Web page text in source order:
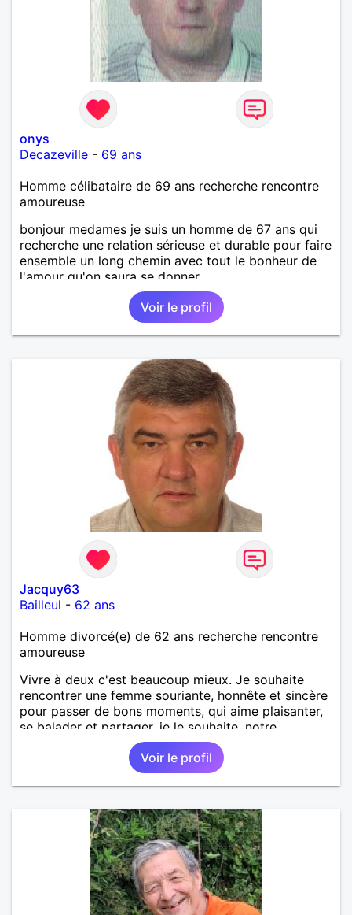
onys
Decazeville - 69 ans
Homme célibataire de 69 ans recherche rencontre
amoureuse
bonjour medames je suis un homme de 67 ans qui
recherche une relation sérieuse et durable pour faire
ensemble un long chemin avec tout le bonheur de
l'amour qu'on saura se donner.
Voir le profil
Jacquy63
Bailleul - 62 ans
Homme divorcé(e) de 62 ans recherche rencontre
amoureuse
Vivre à deux c'est beaucoup mieux. Je souhaite
rencontrer une femme souriante, honnête et sincère
pour passer de bons moments, qui aime plaisanter,
se balader et partager, je le souhaite, notre
complicité. J'aime beaucoup les chantiers de
randonnée pour se défouler, se relaxer, se détendre
et finalement prendre du bon temps. C'est difficile
de tout dire en quelques lignes. En revanche, vous
d'informations. A bientôt
Voir le profil